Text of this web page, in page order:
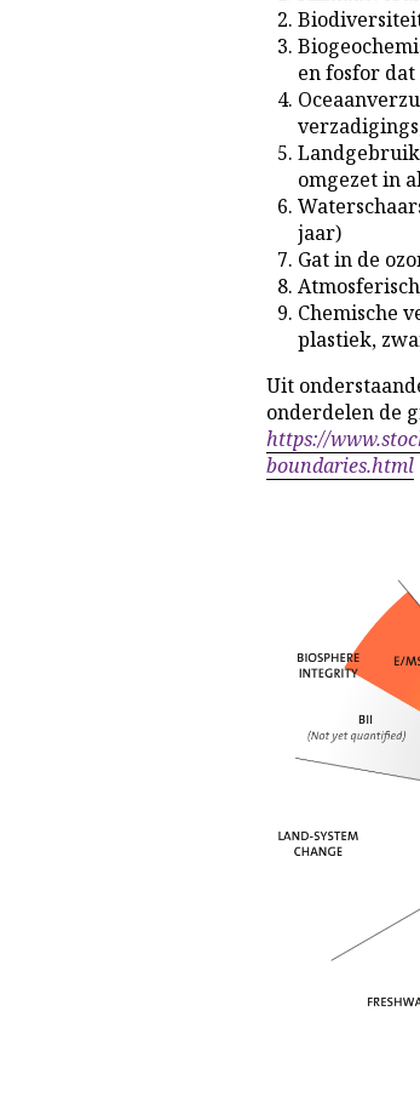
en fosfor
omgezet in
jaar)
Gat in de
Chemische
plastiek,
Uit
onderdelen de
https://
boundaries.html